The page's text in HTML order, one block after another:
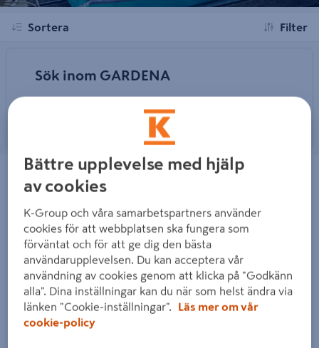
Sortera Filter
Sök inom GARDENA
MDS-SKRTVKOPPLING 13MM 3-
MDS-SKRTVKOPPLING 13MM
3-PACK
MDS-REGLERVENTIL 13MM
MDS-REGLERVENTIL 13MM
GARDENA
Bättre upplevelse med hjälp
av cookies
K-Group och våra samarbetspartners använder
cookies för att webbplatsen ska fungera som
förväntat och för att ge dig den bästa
användarupplevelsen. Du kan acceptera vår
användning av cookies genom att klicka på "Godkänn
alla". Dina inställningar kan du när som helst ändra via
länken "Cookie-inställningar".
Läs mer om vår
cookie-policy